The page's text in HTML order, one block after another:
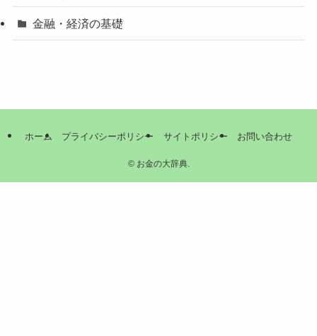
金融・経済の基礎
ホーム プライバシーポリシー サイトポリシー お問い合わせ
©お金の大辞典.